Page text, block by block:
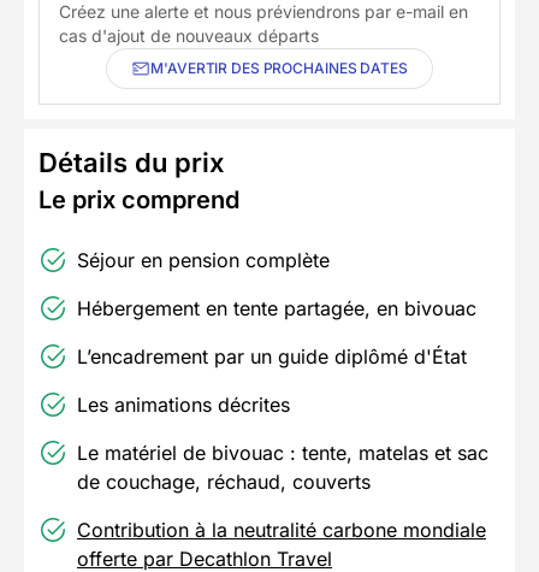
Créez une alerte et nous préviendrons par e-mail en
cas d'ajout de nouveaux départs
M'AVERTIR DES PROCHAINES DATES
Détails du prix
Le prix comprend
Séjour en pension complète
Hébergement en tente partagée, en bivouac
L’encadrement par un guide diplômé d'État
Les animations décrites
Le matériel de bivouac : tente, matelas et sac
de couchage, réchaud, couverts
Contribution à la neutralité carbone mondiale
offerte par Decathlon Travel